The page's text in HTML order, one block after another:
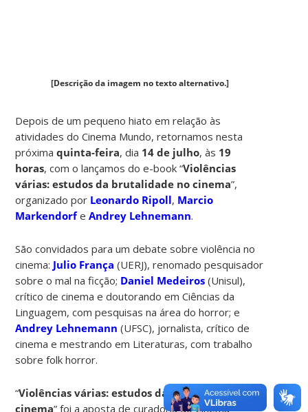
[Descrição da imagem no texto alternativo.]
Depois de um pequeno hiato em relação às
atividades do Cinema Mundo, retornamos nesta
próximaquinta-feira, dia 14 de julho, às 19
horas, com o lançamos do e-book “Violências
várias: estudos da brutalidade no cinema”,
organizado por Leonardo Ripoll, Marcio
MarkendorfeAndrey Lehnemann.
São convidados para um debate sobre violência no
cinema: Julio França (UERJ), renomado pesquisador
sobre o mal na ficção; Daniel Medeiros (Unisul),
crítico de cinema e doutorando em Ciências da
Linguagem, com pesquisas na área do horror; e
Andrey Lehnemann (UFSC), jornalista, crítico de
cinema e mestrando em Literaturas, com trabalho
sobre folk horror.
“Violências várias: estudos da brutalidade no
cinema” foi a aposta de curadoria do Cinema